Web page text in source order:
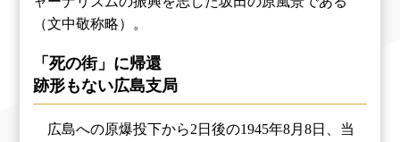
（文中敬称略）。
「死の街」に帰還
跡形もない広島支局
広島への原爆投下から2日後の1945年8月8日、当